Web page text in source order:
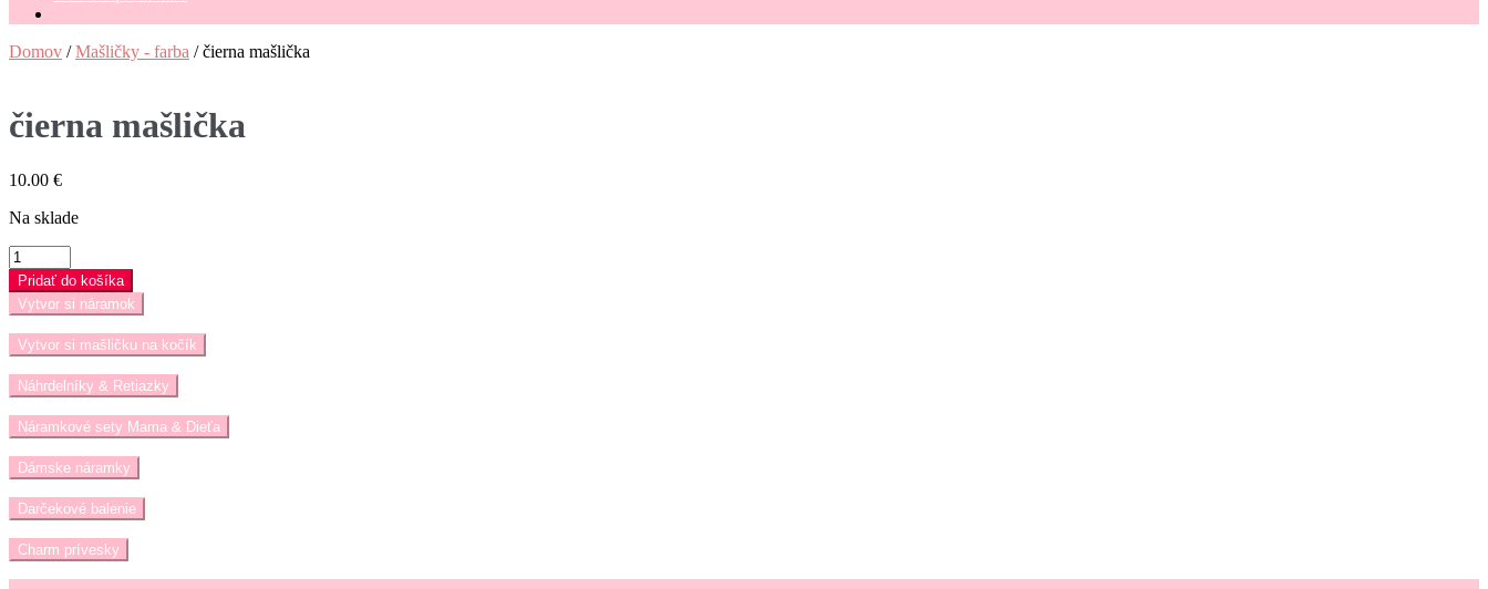
Domov /Mašličky - farba /čierna mašlička
čierna mašlička
10.00 €
Na sklade
množstvo
čierna
mašlička
Pridať do košíka
Vytvor si náramok
Vytvor si mašličku na kočík
Náhrdelníky & Retiazky
Náramkové sety Mama & Dieťa
Dámske náramky
Darčekové balenie
Charm prívesky